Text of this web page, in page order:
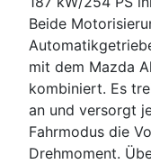
Beide
mit dem Mazda
kombiniert. Es
an und versorgt
Fahrmodus die
Drehmoment.